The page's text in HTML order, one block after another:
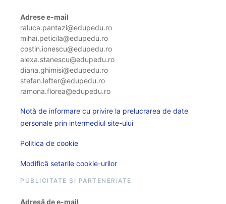
Adrese e-mail
raluca.pantazi@edupedu.ro
mihai.peticila@edupedu.ro
costin.ionescu@edupedu.ro
alexa.stanescu@edupedu.ro
diana.ghimisi@edupedu.ro
stefan.lefter@edupedu.ro
ramona.florea@edupedu.ro
Notă de informare cu privire la prelucrarea de date
personale prin intermediul site-ului
Politica de cookie
Modifică setarile cookie-urilor
PUBLICITATE ȘI PARTENERIATE
Adresă de e-mail